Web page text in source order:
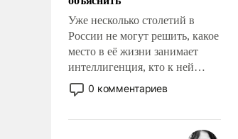
Уже несколько столетий в
России не могут решить, какое
место в её жизни занимает
интеллигенция, кто к ней
принадлежит, а кого из неё
исключили с правом
чем она отличается от просто
0 комментариев